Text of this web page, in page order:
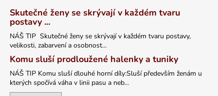
Skutečné ženy se skrývají v každém tvaru
postavy ...
NÁŠ TIP Skutečné ženy se skrývají v každém tvaru postavy,
velikosti, zabarvení a osobnost...
Komu sluší prodloužené halenky a tuniky
NÁŠ TIP Komu sluší dlouhé horní díly:Sluší především ženám u
kterých spočívá váha v linii pasu a neb...